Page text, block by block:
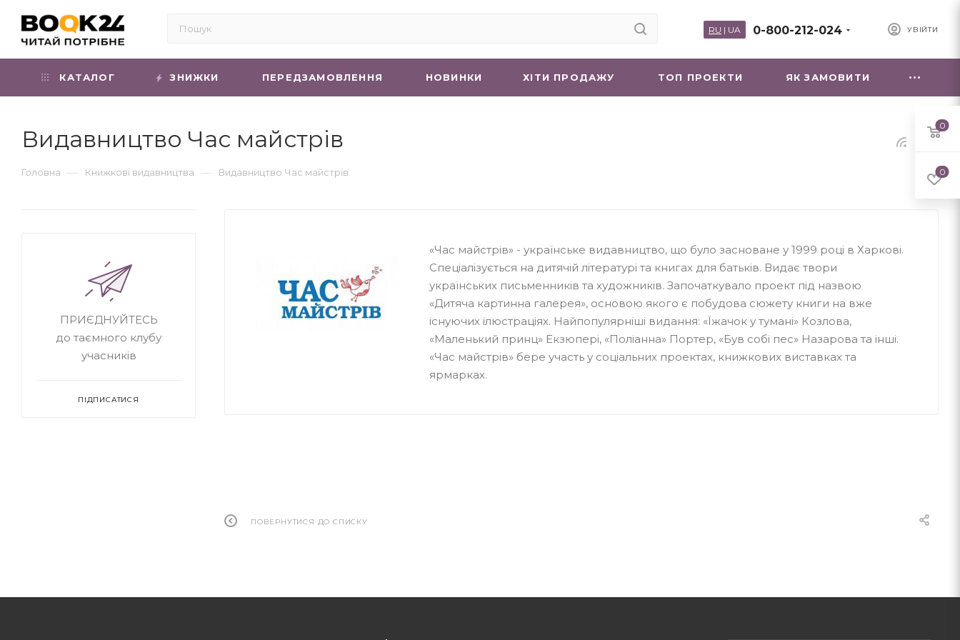
УВІЙТИ
0-800-212-024
RU | UA
КАТАЛОГ ЗНИЖКИ ПЕРЕДЗАМОВЛЕННЯ НОВИНКИ ХIТИ ПРОДАЖУ ТОП ПРОЕКТИ ЯК ЗАМОВИТИ
Видавництво Час майстрів
Головна — Книжкові видавництва — Видавництво Час майстрів
«Час майстрів» - українське видавництво, що було засноване у 1999 році в Харкові.
Спеціалізується на дитячій літературі та книгах для батьків. Видає твори
українських письменників та художників. Започаткувало проект під назвою
«Дитяча картинна галерея», основою якого є побудова сюжету книги на вже
існуючих ілюстраціях. Найпопулярніші видання: «Їжачок у тумані» Козлова,
«Маленький принц» Екзюпері, «Поліанна» Портер, «Був собі пес» Назарова та інші.
«Час майстрів» бере участь у соціальних проектах, книжкових виставках та
ярмарках.
ПОВЕРНУТИСЯ ДО СПИСКУ
ПРИЄДНУЙТЕСЬ
до таємного клубу
учасників
ПІДПИСАТИСЯ
0
0